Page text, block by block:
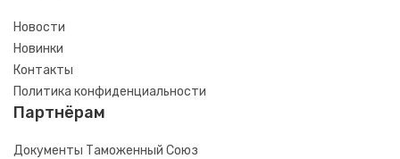
Новости
Новинки
Контакты
Политика конфиденциальности
Партнёрам
Документы Таможенный Союз